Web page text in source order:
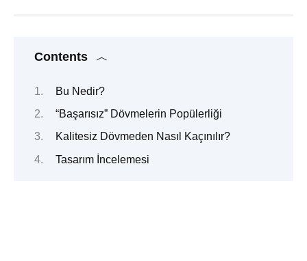
Contents
Bu Nedir?
“Başarısız” Dövmelerin Popülerliği
Kalitesiz Dövmeden Nasıl Kaçınılır?
Tasarım İncelemesi